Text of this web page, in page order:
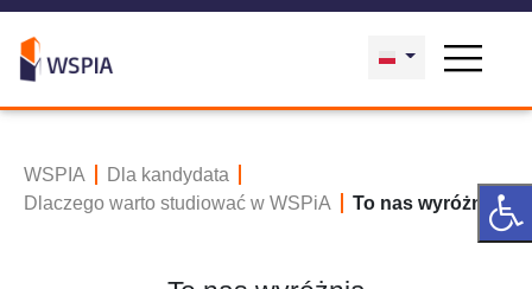
WSPIA
Dla kandydata
Dlaczego warto studiować w WSPiA
To nas wyróżnia